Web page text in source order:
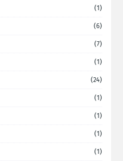
(1)
(6)
(7)
(1)
(24)
(1)
(1)
(1)
(1)